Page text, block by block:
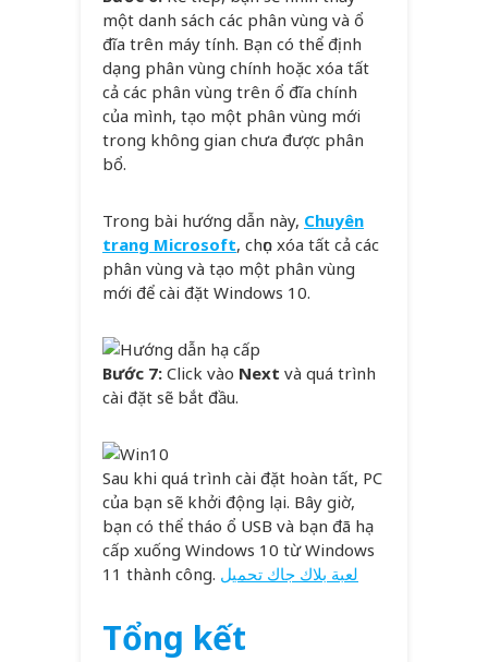
một danh sách các phân vùng và ổ
đĩa trên máy tính. Bạn có thể định
dạng phân vùng chính hoặc xóa tất
cả các phân vùng trên ổ đĩa chính
của mình, tạo một phân vùng mới
trong không gian chưa được phân
bổ.
Trong bài hướng dẫn này, Chuyên
trang Microsoft, chọn xóa tất cả các
phân vùng và tạo một phân vùng
mới để cài đặt Windows 10.
Bước 7: Click vào Next và quá trình
cài đặt sẽ bắt đầu.
Sau khi quá trình cài đặt hoàn tất, PC
của bạn sẽ khởi động lại. Bây giờ,
bạn có thể tháo ổ USB và bạn đã hạ
cấp xuống Windows 10 từ Windows
11 thành công. لعبة بلاك جاك تحميل
Tổng kết